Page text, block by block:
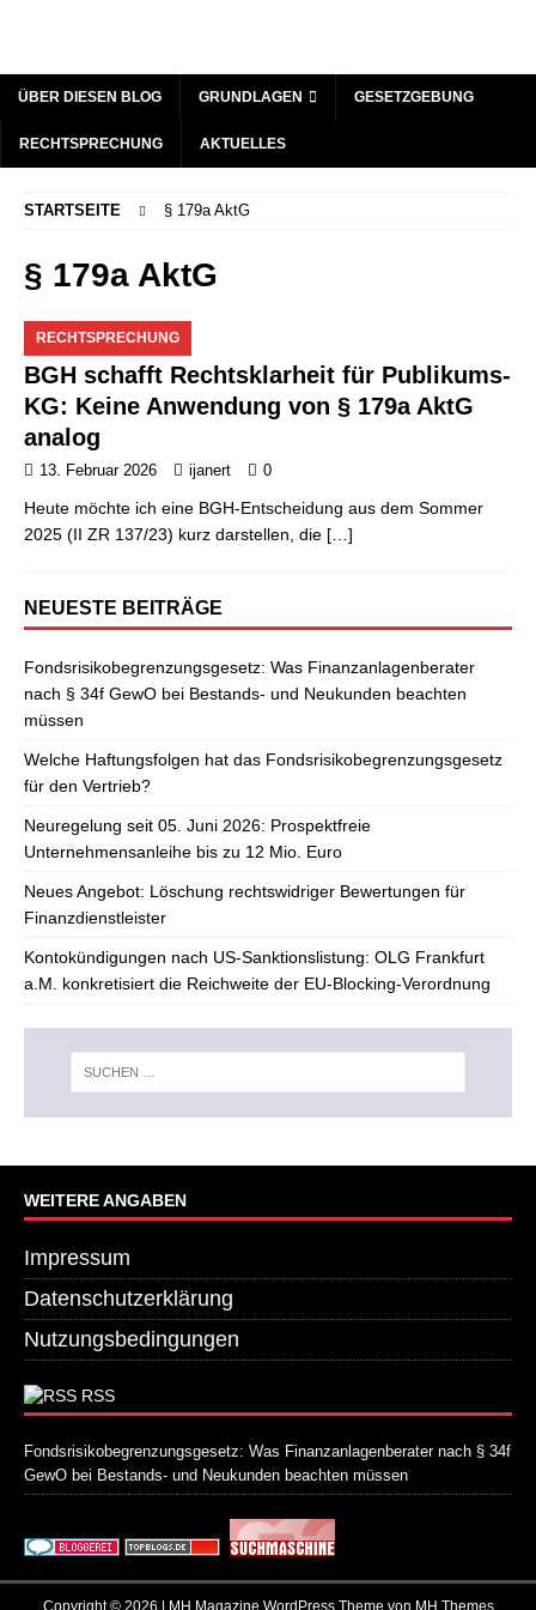
ÜBER DIESEN BLOG GRUNDLAGEN GESETZGEBUNG
RECHTSPRECHUNG AKTUELLES
STARTSEITE § 179a AktG
§ 179a AktG
RECHTSPRECHUNG
BGH schafft Rechtsklarheit für Publikums-
KG: Keine Anwendung von § 179a AktG
analog
13. Februar 2026 ijanert 0
Heute möchte ich eine BGH-Entscheidung aus dem Sommer
2025 (II ZR 137/23) kurz darstellen, die […]
NEUESTE BEITRÄGE
Fondsrisikobegrenzungsgesetz: Was Finanzanlagenberater
nach § 34f GewO bei Bestands- und Neukunden beachten
müssen
Welche Haftungsfolgen hat das Fondsrisikobegrenzungsgesetz
für den Vertrieb?
Neuregelung seit 05. Juni 2026: Prospektfreie
Unternehmensanleihe bis zu 12 Mio. Euro
Neues Angebot: Löschung rechtswidriger Bewertungen für
Finanzdienstleister
Kontokündigungen nach US-Sanktionslistung: OLG Frankfurt
a.M. konkretisiert die Reichweite der EU-Blocking-Verordnung
WEITERE ANGABEN
Impressum
Datenschutzerklärung
Nutzungsbedingungen
RSS
Fondsrisikobegrenzungsgesetz: Was Finanzanlagenberater nach § 34f
GewO bei Bestands- und Neukunden beachten müssen
Copyright © 2026 | MH Magazine WordPress Theme von MH Themes